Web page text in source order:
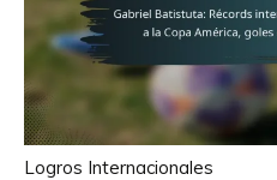
Logros Internacionales